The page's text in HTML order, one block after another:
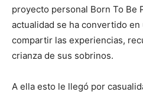
proyecto personal Born To Be
actualidad se ha convertido
compartir las experiencias,
crianza de sus sobrinos.
A ella esto le llegó por